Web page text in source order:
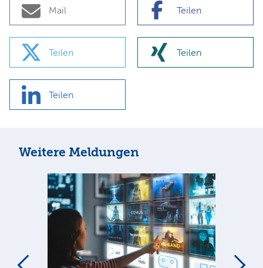
Mail Teilen
Teilen Teilen
Teilen
Weitere Meldungen